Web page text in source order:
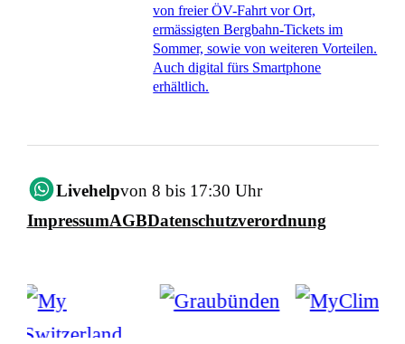
von freier ÖV-Fahrt vor Ort,
ermässigten Bergbahn-Tickets im
Sommer, sowie von weiteren Vorteilen.
Auch digital fürs Smartphone
erhältlich.
Livehelpvon 8 bis 17:30 Uhr
ImpressumAGBDatenschutzverordnung